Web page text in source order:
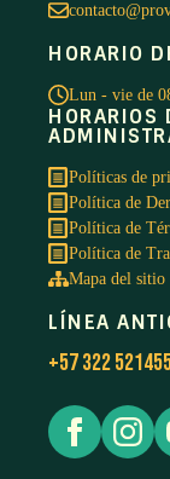
HORARIO
Lun - vie de
HORARIOS
Políticas de
Política de
Política de
Política de
Mapa del sitio
LÍNEA
+57 322